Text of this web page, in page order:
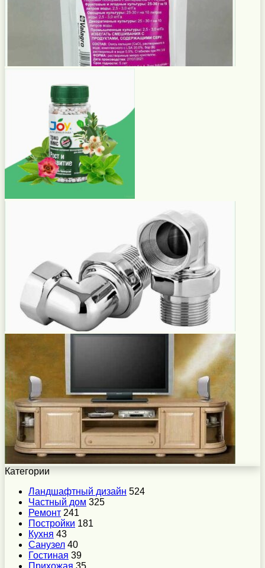
Категории
Ландшафтный дизайн 524
Частный дом 325
Ремонт 241
Постройки 181
Кухня 43
Санузел 40
Гостиная 39
Прихожая 35